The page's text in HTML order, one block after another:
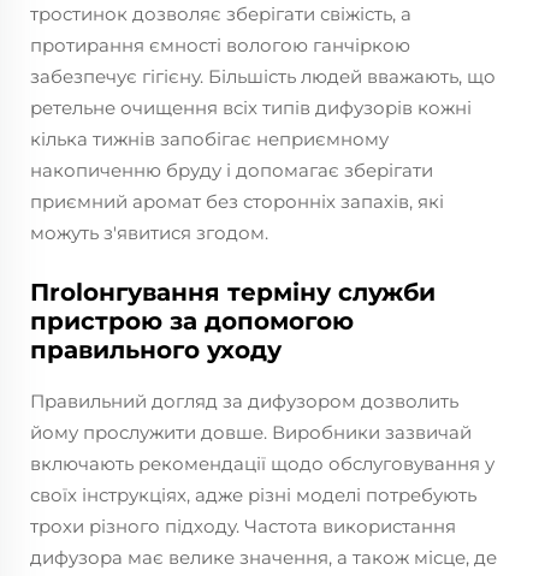
тростинок дозволяє зберігати свіжість, а
протирання ємності вологою ганчіркою
забезпечує гігієну. Більшість людей вважають, що
ретельне очищення всіх типів дифузорів кожні
кілька тижнів запобігає неприємному
накопиченню бруду і допомагає зберігати
приємний аромат без сторонніх запахів, які
можуть з'явитися згодом.
Пrolонгування терміну служби
пристрою за допомогою
правильного уходу
Правильний догляд за дифузором дозволить
йому прослужити довше. Виробники зазвичай
включають рекомендації щодо обслуговування у
своїх інструкціях, адже різні моделі потребують
трохи різного підходу. Частота використання
дифузора має велике значення, а також місце, де